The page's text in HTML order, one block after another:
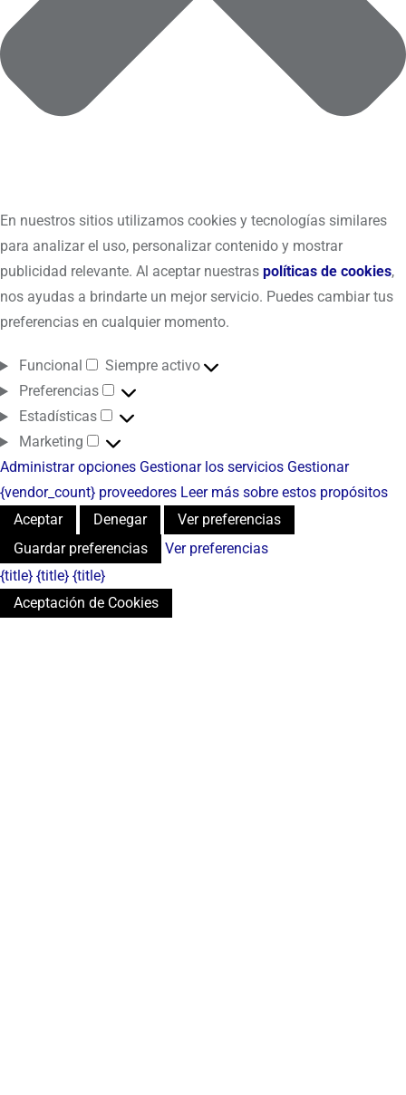
En nuestros sitios utilizamos cookies y tecnologías similares
para analizar el uso, personalizar contenido y mostrar
publicidad relevante. Al aceptar nuestras políticas de cookies,
nos ayudas a brindarte un mejor servicio. Puedes cambiar tus
preferencias en cualquier momento.
Funcional
Siempre activo
Preferencias
Estadísticas
Marketing
Administrar opciones Gestionar los servicios Gestionar
{vendor_count} proveedores Leer más sobre estos propósitos
Aceptar
Denegar
Ver preferencias
Guardar preferencias
Ver preferencias
{title} {title} {title}
Aceptación de Cookies